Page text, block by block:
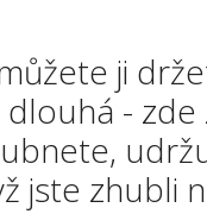
ji
-
jste zhubli